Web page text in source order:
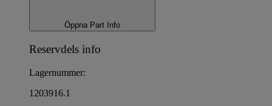
Öppna Part Info
Reservdels info
Lagernummer:
1203916.1